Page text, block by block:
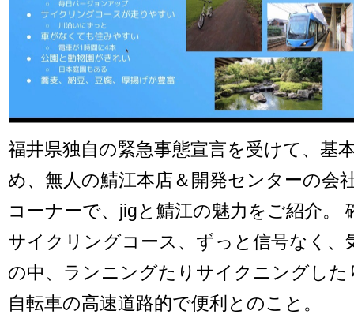
福井県独自の緊急事態宣言を受けて、基
め、無人の鯖江本店＆開発センターの会
コーナーで、jigと鯖江の魅力をご紹介。
サイクリングコース、ずっと信号なく、
の中、ランニングたりサイクニングし
自転車の高速道路的で便利とのこと。